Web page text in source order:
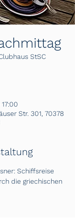
StSC
Str. 301, 70378
Schiffsreise
die griechischen